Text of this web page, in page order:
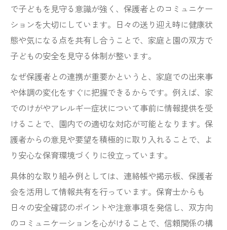
で子どもを見守る意識が強く、保護者とのコミュニケー
ションを大切にしています。日々の送り迎え時に健康状
態や気になる点を共有し合うことで、家庭と園の双方で
子どもの安全を見守る体制が整います。
なぜ保護者との連携が重要かというと、家庭での出来事
や体調の変化をすぐに把握できるからです。例えば、家
でのけがやアレルギー症状について事前に情報提供を受
けることで、園内での適切な対応が可能となります。保
護者からの意見や要望を積極的に取り入れることで、よ
り安心な保育環境づくりに役立っています。
具体的な取り組み例としては、連絡帳や掲示板、保護者
会を活用して情報共有を行っています。保育士からも
日々の安全確認のポイントや注意事項を発信し、双方向
のコミュニケーションを心がけることで、信頼関係の構